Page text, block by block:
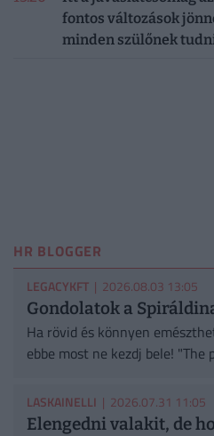
fontos változások
minden szülőnek
HR BLOGGER
LEGACYKFT | 2026.08.03 13:05
Gondolatok a
Ha rövid és könnyen
ebbe most ne kezdj bele! "The
LASKAINELLI | 2026.07.31 11:05
Elengedni valakit, de